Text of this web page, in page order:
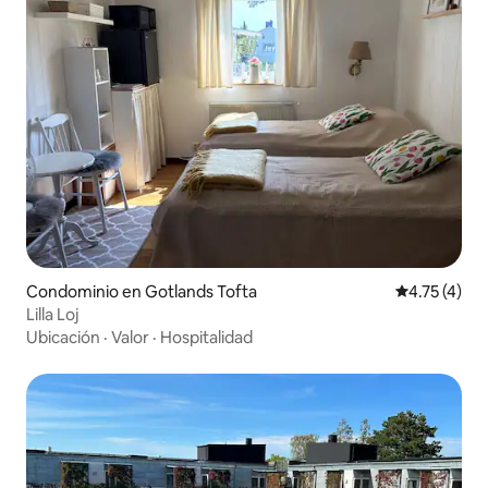
Condominio en Gotlands Tofta Calificación
4.75 (4)
Lilla Loj
Ubicación · Valor · Hospitalidad